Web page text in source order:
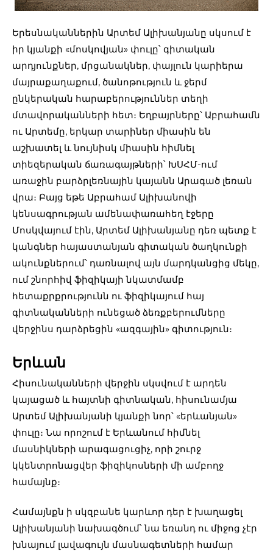
Երեսնականներին Արտեմ Ալիխանյանը սկսում է
իր կյանքի «մոսկովյան» փուլը՝ գիտական
արդյունքներ, մրցանակներ, փայլուն կարիերա
մայրաքաղաքում, ծանոթություն և ջերմ
ընկերական հարաբերություններ տեղի
մտավորականների հետ։ Եղբայրները՝ Աբրահամն
ու Արտեմը, երկար տարիներ միասին են
աշխատել և նույնիսկ միասին հիմնել
տիեզերական ճառագայթների՝ ԽՍՀՄ-ում
առաջին բարձրլեռնային կայանն Արագած լեռան
վրա։ Բայց եթե Աբրահամ Ալիխանովի
կենսագրության ամենափառահեղ էջերը
Մոսկվայում էին, Արտեմ Ալիխանյանը դեռ պետք է
կանգներ հայաստանյան գիտական ծաղկունքի
ակունքներում՝ դառնալով այն մարդկանցից մեկը,
ում շնորհիվ ֆիզիկայի նկատմամբ
հետաքրքրությունն ու ֆիզիկայում հայ
գիտնականների ունեցած ձեռքբերումները
վերջինս դարձրեցին «ազգային» գիտություն։
Երևան
Հիսունականների վերջին սկսվում է արդեն
կայացած և հայտնի գիտնական, հիսունամյա
Արտեմ Ալիխանյանի կյանքի նոր՝ «երևանյան»
փուլը։ Նա որոշում է Երևանում հիմնել
մասնիկների արագացուցիչ, որի շուրջ
կկենտրոնացվեր ֆիզիկոսների մի ամբողջ
համայնք։
Համայնքն ի սկզբանե կարևոր դեր է խաղացել
Ալիխանյանի նախագծում՝ նա եռանդ ու միջոց չէր
խնայում լավագույն մասնագետների համար